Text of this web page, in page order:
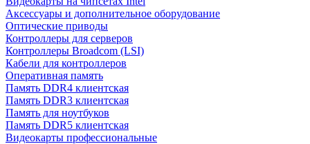
Аксессуары и дополнительное оборудование
Оптические приводы
Контроллеры для серверов
Контроллеры Broadcom (LSI)
Кабели для контроллеров
Оперативная память
Память DDR4 клиентская
Память DDR3 клиентская
Память для ноутбуков
Память DDR5 клиентская
Видеокарты профессиональные